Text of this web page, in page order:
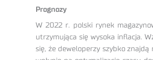
Prognozy
W 2022 r. polski rynek
utrzymująca się wysoka inflacja.
się, że deweloperzy szybko